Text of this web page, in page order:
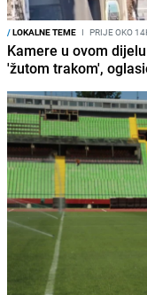
/LOKALNE TEME I PRIJE OKO
Kamere u ovom
'žutom trakom',